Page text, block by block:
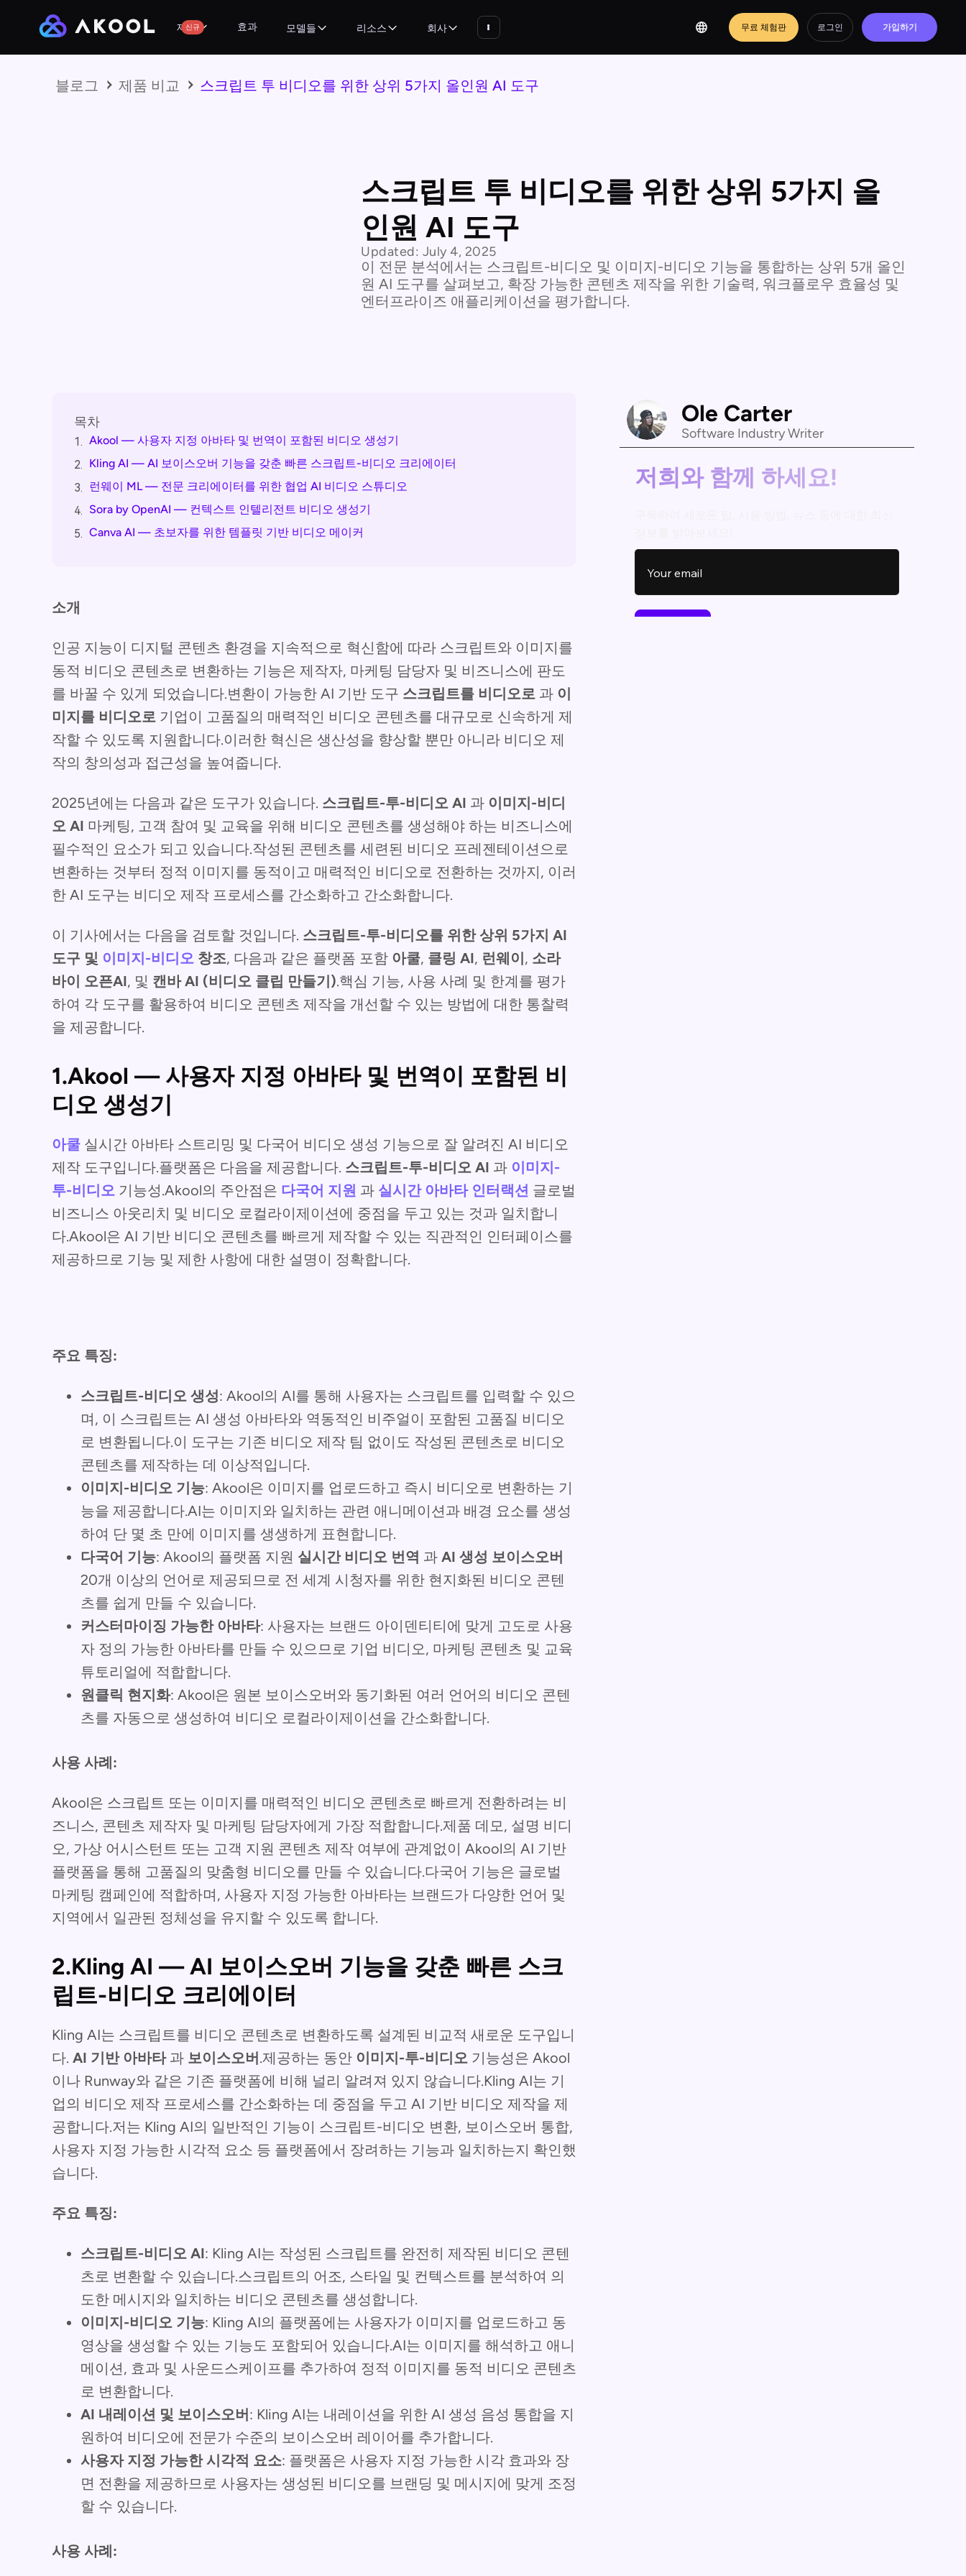
제품
신규 효과 모델들 리소스 회사 무료 체험판 로그인 가입하기
블로그 제품 비교 스크립트 투 비디오를 위한 상위 5가지 올인원 AI 도구
스크립트 투 비디오를 위한 상위 5가지 올
인원 AI 도구
Updated: July 4, 2025
이 전문 분석에서는 스크립트-비디오 및 이미지-비디오 기능을 통합하는 상위 5개 올인
원 AI 도구를 살펴보고, 확장 가능한 콘텐츠 제작을 위한 기술력, 워크플로우 효율성 및
엔터프라이즈 애플리케이션을 평가합니다.
목차
1. Akool — 사용자 지정 아바타 및 번역이 포함된 비디오 생성기
2. Kling AI — AI 보이스오버 기능을 갖춘 빠른 스크립트-비디오 크리에이터
3.
런웨이 ML — 전문 크리에이터를 위한 협업 AI 비디오 스튜디오
4. Sora by OpenAI — 컨텍스트 인텔리전트 비디오 생성기
5. Canva AI — 초보자를 위한 템플릿 기반 비디오 메이커
소개
인공 지능이 디지털 콘텐츠 환경을 지속적으로 혁신함에 따라 스크립트와 이미지를
동적 비디오 콘텐츠로 변환하는 기능은 제작자, 마케팅 담당자 및 비즈니스에 판도
를 바꿀 수 있게 되었습니다.변환이 가능한 AI 기반 도구 스크립트를 비디오로 과 이
미지를 비디오로 기업이 고품질의 매력적인 비디오 콘텐츠를 대규모로 신속하게 제
작할 수 있도록 지원합니다.이러한 혁신은 생산성을 향상할 뿐만 아니라 비디오 제
작의 창의성과 접근성을 높여줍니다.
2025년에는 다음과 같은 도구가 있습니다. 스크립트-투-비디오 AI 과 이미지-비디
오 AI 마케팅, 고객 참여 및 교육을 위해 비디오 콘텐츠를 생성해야 하는 비즈니스에
필수적인 요소가 되고 있습니다.작성된 콘텐츠를 세련된 비디오 프레젠테이션으로
변환하는 것부터 정적 이미지를 동적이고 매력적인 비디오로 전환하는 것까지, 이러
한 AI 도구는 비디오 제작 프로세스를 간소화하고 간소화합니다.
이 기사에서는 다음을 검토할 것입니다. 스크립트-투-비디오를 위한 상위 5가지 AI
도구 및 이미지-비디오 창조, 다음과 같은 플랫폼 포함 아쿨, 클링 AI, 런웨이, 소라
바이 오픈AI, 및 캔바 AI (비디오 클립 만들기).핵심 기능, 사용 사례 및 한계를 평가
하여 각 도구를 활용하여 비디오 콘텐츠 제작을 개선할 수 있는 방법에 대한 통찰력
을 제공합니다.
1.Akool — 사용자 지정 아바타 및 번역이 포함된 비
디오 생성기
아쿨 실시간 아바타 스트리밍 및 다국어 비디오 생성 기능으로 잘 알려진 AI 비디오
제작 도구입니다.플랫폼은 다음을 제공합니다. 스크립트-투-비디오 AI 과 이미지-
투-비디오 기능성.Akool의 주안점은 다국어 지원 과 실시간 아바타 인터랙션 글로벌
비즈니스 아웃리치 및 비디오 로컬라이제이션에 중점을 두고 있는 것과 일치합니
다.Akool은 AI 기반 비디오 콘텐츠를 빠르게 제작할 수 있는 직관적인 인터페이스를
제공하므로 기능 및 제한 사항에 대한 설명이 정확합니다.
주요 특징:
스크립트-비디오 생성: Akool의 AI를 통해 사용자는 스크립트를 입력할 수 있으
며, 이 스크립트는 AI 생성 아바타와 역동적인 비주얼이 포함된 고품질 비디오
로 변환됩니다.이 도구는 기존 비디오 제작 팀 없이도 작성된 콘텐츠로 비디오
콘텐츠를 제작하는 데 이상적입니다.
이미지-비디오 기능: Akool은 이미지를 업로드하고 즉시 비디오로 변환하는 기
능을 제공합니다.AI는 이미지와 일치하는 관련 애니메이션과 배경 요소를 생성
하여 단 몇 초 만에 이미지를 생생하게 표현합니다.
다국어 기능: Akool의 플랫폼 지원 실시간 비디오 번역 과 AI 생성 보이스오버
20개 이상의 언어로 제공되므로 전 세계 시청자를 위한 현지화된 비디오 콘텐
츠를 쉽게 만들 수 있습니다.
커스터마이징 가능한 아바타: 사용자는 브랜드 아이덴티티에 맞게 고도로 사용
자 정의 가능한 아바타를 만들 수 있으므로 기업 비디오, 마케팅 콘텐츠 및 교육
튜토리얼에 적합합니다.
원클릭 현지화: Akool은 원본 보이스오버와 동기화된 여러 언어의 비디오 콘텐
츠를 자동으로 생성하여 비디오 로컬라이제이션을 간소화합니다.
사용 사례:
Akool은 스크립트 또는 이미지를 매력적인 비디오 콘텐츠로 빠르게 전환하려는 비
즈니스, 콘텐츠 제작자 및 마케팅 담당자에게 가장 적합합니다.제품 데모, 설명 비디
오, 가상 어시스턴트 또는 고객 지원 콘텐츠 제작 여부에 관계없이 Akool의 AI 기반
플랫폼을 통해 고품질의 맞춤형 비디오를 만들 수 있습니다.다국어 기능은 글로벌
마케팅 캠페인에 적합하며, 사용자 지정 가능한 아바타는 브랜드가 다양한 언어 및
지역에서 일관된 정체성을 유지할 수 있도록 합니다.
2.Kling AI — AI 보이스오버 기능을 갖춘 빠른 스크
립트-비디오 크리에이터
Kling AI는 스크립트를 비디오 콘텐츠로 변환하도록 설계된 비교적 새로운 도구입니
다. AI 기반 아바타과 보이스오버.제공하는 동안 이미지-투-비디오 기능성은 Akool
이나 Runway와 같은 기존 플랫폼에 비해 널리 알려져 있지 않습니다.Kling AI는 기
업의 비디오 제작 프로세스를 간소화하는 데 중점을 두고 AI 기반 비디오 제작을 제
공합니다.저는 Kling AI의 일반적인 기능이 스크립트-비디오 변환, 보이스오버 통합,
사용자 지정 가능한 시각적 요소 등 플랫폼에서 장려하는 기능과 일치하는지 확인했
습니다.
주요 특징:
스크립트-비디오 AI: Kling AI는 작성된 스크립트를 완전히 제작된 비디오 콘텐
츠로 변환할 수 있습니다.스크립트의 어조, 스타일 및 컨텍스트를 분석하여 의
도한 메시지와 일치하는 비디오 콘텐츠를 생성합니다.
이미지-비디오 기능: Kling AI의 플랫폼에는 사용자가 이미지를 업로드하고 동
영상을 생성할 수 있는 기능도 포함되어 있습니다.AI는 이미지를 해석하고 애니
메이션, 효과 및 사운드스케이프를 추가하여 정적 이미지를 동적 비디오 콘텐츠
로 변환합니다.
AI 내레이션 및 보이스오버: Kling AI는 내레이션을 위한 AI 생성 음성 통합을 지
원하여 비디오에 전문가 수준의 보이스오버 레이어를 추가합니다.
사용자 지정 가능한 시각적 요소: 플랫폼은 사용자 지정 가능한 시각 효과와 장
면 전환을 제공하므로 사용자는 생성된 비디오를 브랜딩 및 메시지에 맞게 조정
할 수 있습니다.
사용 사례:
Ole Carter
Software Industry Writer
저희와 함께 하세요!